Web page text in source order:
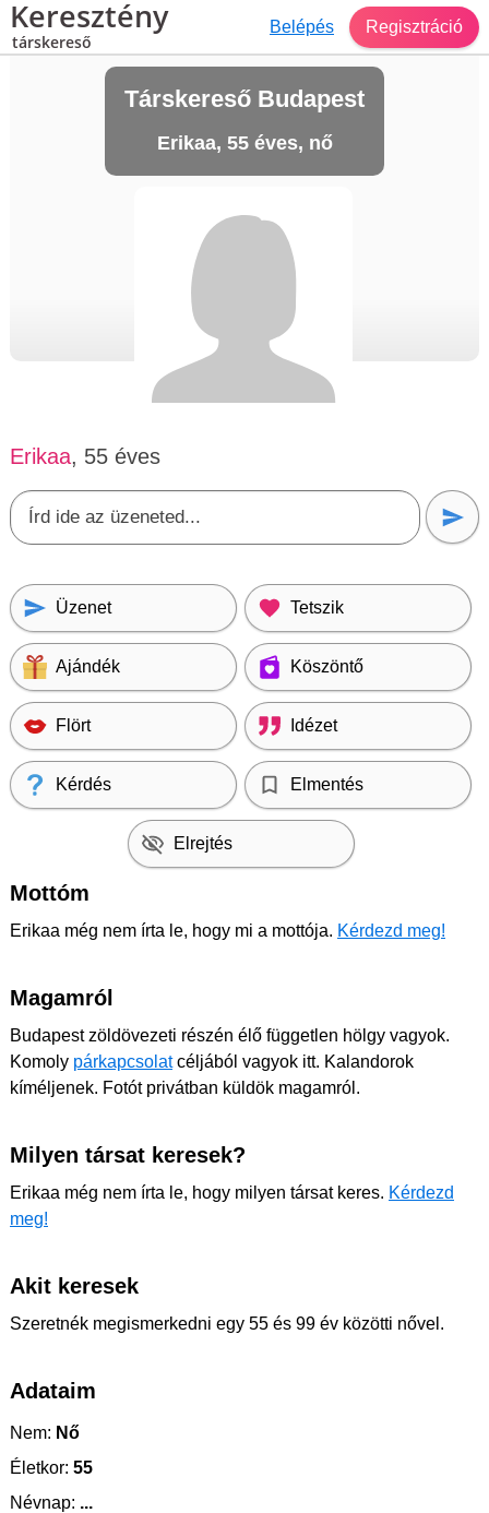
Keresztény
társkereső
Belépés Regisztráció
Társkereső Budapest
Erikaa, 55 éves, nő
Erikaa, 55 éves
Üzenet Tetszik
Ajándék Köszöntő
Flört Idézet
Kérdés Elmentés
Elrejtés
Mottóm
Erikaa még nem írta le, hogy mi a mottója. Kérdezd meg!
Magamról
Budapest zöldövezeti részén élő független hölgy vagyok.
Komoly párkapcsolatcéljából vagyok itt. Kalandorok
kíméljenek. Fotót privátban küldök magamról.
Milyen társat keresek?
Erikaa még nem írta le, hogy milyen társat keres. Kérdezd
meg!
Akit keresek
Szeretnék megismerkedni egy 55 és 99 év közötti nővel.
Adataim
Nem: Nő
Életkor: 55
Névnap: ...